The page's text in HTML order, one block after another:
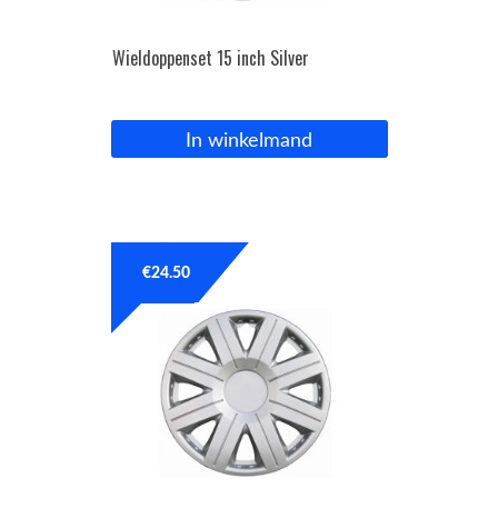
Wieldoppenset 15 inch Silver
In winkelmand
€24.50